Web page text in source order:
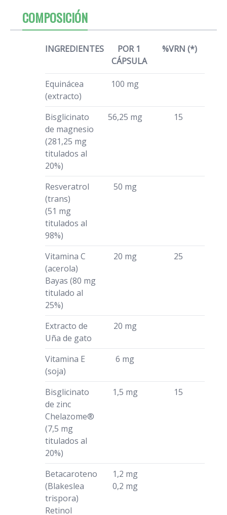
COMPOSICIÓN
INGREDIENTES
POR 1
CÁPSULA
%VRN (*)
Equinácea
(extracto)
100 mg
Bisglicinato
de magnesio
(281,25 mg
titulados al
20%)
56,25 mg 15
Resveratrol
(trans)
(51 mg
titulados al
98%)
50 mg
Vitamina C
(acerola)
Bayas (80 mg
titulado al
25%)
20 mg 25
Extracto de
Uña de gato
20 mg
Vitamina E
(soja)
6 mg
Bisglicinato
de zinc
Chelazome®
(7,5 mg
titulados al
20%)
1,5 mg 15
Betacaroteno
(Blakeslea
trispora)
Retinol
1,2 mg
0,2 mg